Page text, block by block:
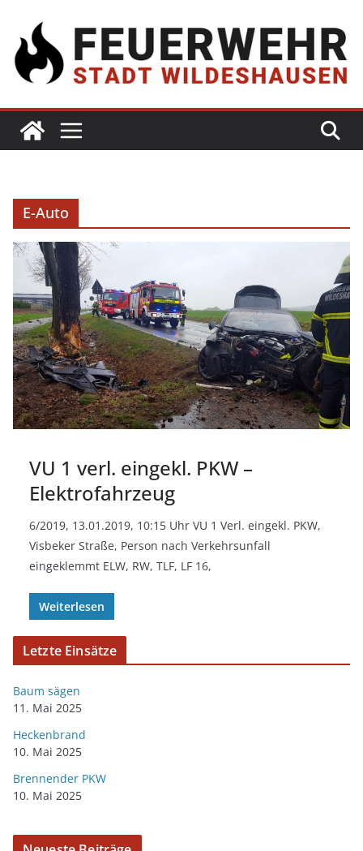
E-Auto
VU 1 verl. eingekl. PKW –
Elektrofahrzeug
6/2019, 13.01.2019, 10:15 Uhr VU 1 Verl. eingekl. PKW,
Visbeker Straße, Person nach Verkehrsunfall
eingeklemmt ELW, RW, TLF, LF 16,
Weiterlesen
Letzte Einsätze
Baum sägen
11. Mai 2025
Heckenbrand
10. Mai 2025
Brennender PKW
10. Mai 2025